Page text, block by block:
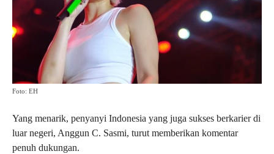
Foto: EH
Yang menarik, penyanyi Indonesia yang juga sukses berkarier di
luar negeri, Anggun C. Sasmi, turut memberikan komentar
penuh dukungan.